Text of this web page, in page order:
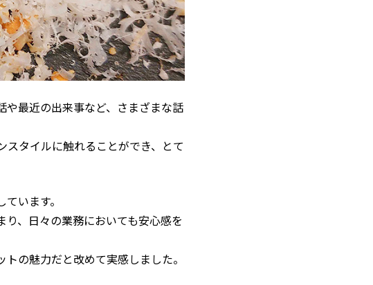
最近の出来事など、さまざまな話
タイルに触れることができ、とて
います。
、日々の業務においても安心感を
の魅力だと改めて実感しました。